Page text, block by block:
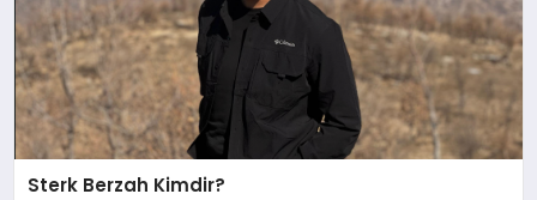
Sterk Berzah Kimdir?